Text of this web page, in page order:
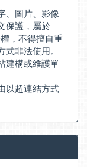
、圖片、影像
保護，屬於
，不得擅自重
非法使用。
建構或維護單
以超連結方式